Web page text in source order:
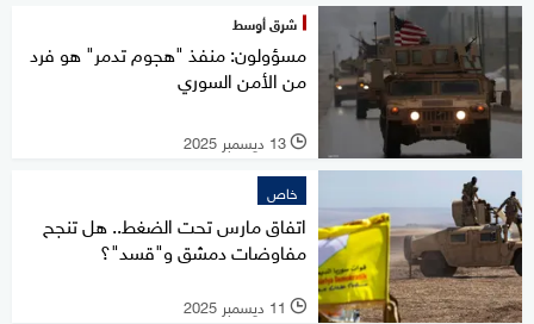
شرق أوسط
مسؤولون: منفذ "هجوم تدمر" هو فرد
من الأمن السوري
l 13 ديسمبر 2025
خاص
اتفاق مارس تحت الضغط.. هل تنجح
مفاوضات دمشق و"قسد"؟
l 11 ديسمبر 2025